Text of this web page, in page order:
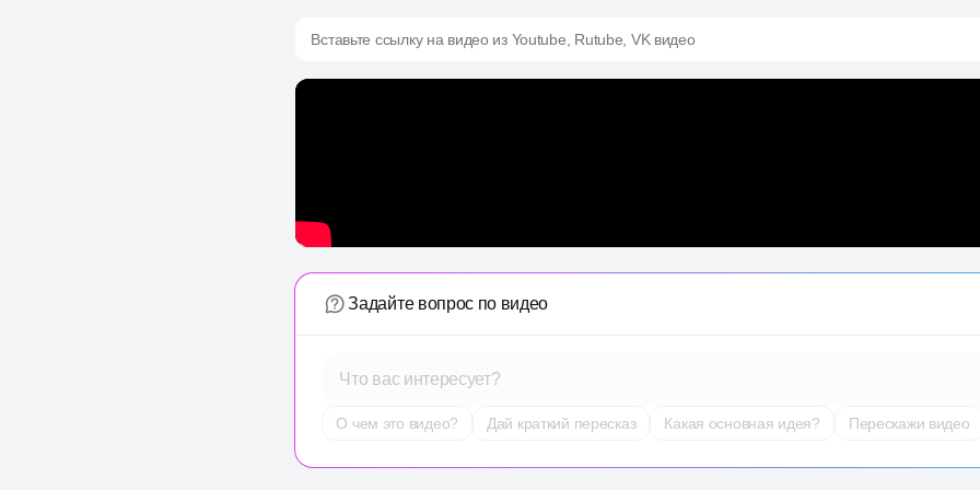
Вставьте ссылку на видео из Youtube, Rutube, VK видео
Задайте вопрос по видео
Что вас интересует?
О чем это видео? Дай краткий пересказ Какая основная идея? Перескажи видео